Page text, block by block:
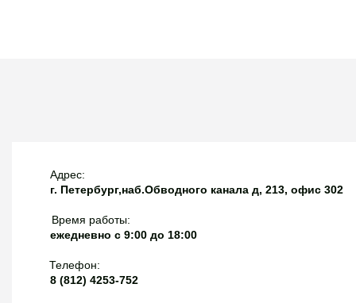
Адрес:
г. Петербург,наб.Обводного канала д, 213, офис 302
Время работы:
ежедневно с 9:00 до 18:00
Телефон:
8 (812) 4253-752